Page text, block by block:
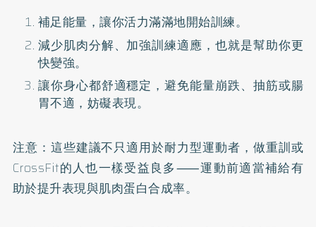
補足能量，讓你活力滿滿地開始訓練。
減少肌肉分解、加強訓練適應，也就是幫助你更
快變強。
讓你身心都舒適穩定，避免能量崩跌、抽筋或腸
胃不適，妨礙表現。
注意：這些建議不只適用於耐力型運動者，做重訓或
CrossFit的人也一樣受益良多⸺運動前適當補給有
助於提升表現與肌肉蛋白合成率。